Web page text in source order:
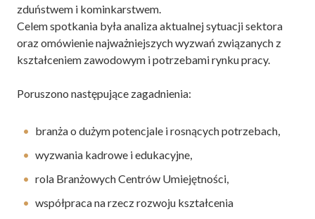
zduństwem i kominkarstwem.
Celem spotkania była analiza aktualnej sytuacji sektora
oraz omówienie najważniejszych wyzwań związanych z
kształceniem zawodowym i potrzebami rynku pracy.
Poruszono następujące zagadnienia:
branża o dużym potencjale i rosnących potrzebach,
wyzwania kadrowe i edukacyjne,
rola Branżowych Centrów Umiejętności,
współpraca na rzecz rozwoju kształcenia